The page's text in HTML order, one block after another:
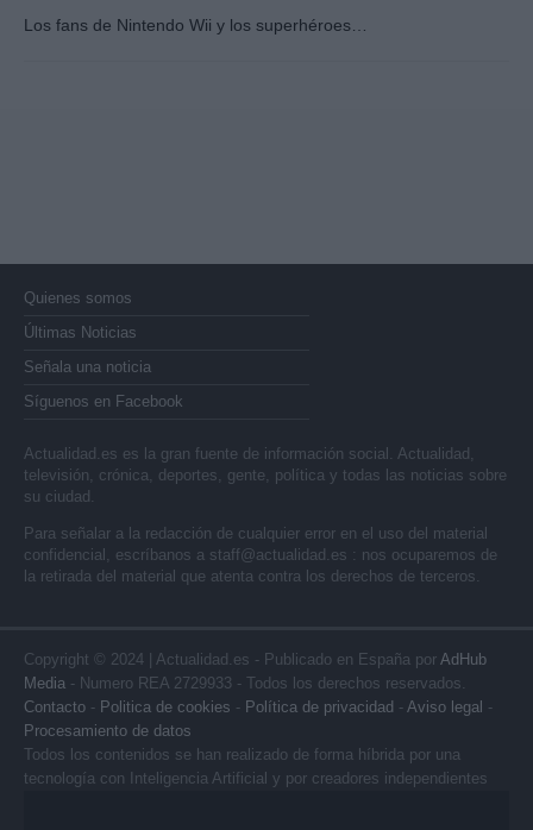
Los fans de Nintendo Wii y los superhéroes…
Quienes somos
Últimas Noticias
Señala una noticia
Síguenos en Facebook
Actualidad.es es la gran fuente de información social. Actualidad,
televisión, crónica, deportes, gente, política y todas las noticias sobre
su ciudad.
Para señalar a la redacción de cualquier error en el uso del material
confidencial, escríbanos a staff@actualidad.es : nos ocuparemos de
la retirada del material que atenta contra los derechos de terceros.
Copyright © 2024 | Actualidad.es - Publicado en España por AdHub
Media - Numero REA 2729933 - Todos los derechos reservados.
Contacto - Politica de cookies - Política de privacidad - Aviso legal -
Procesamiento de datos
Todos los contenidos se han realizado de forma híbrida por una
tecnología con Inteligencia Artificial y por creadores independientes